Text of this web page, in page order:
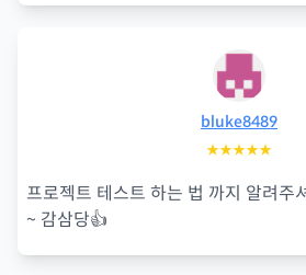
bluke8489
★★★★★
프로젝트 테스트 하는 법 까지 알려주
~ 감삼당👍